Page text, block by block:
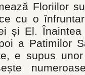
Floriilor
cu o
și El.
a Patimilor
e supus unor